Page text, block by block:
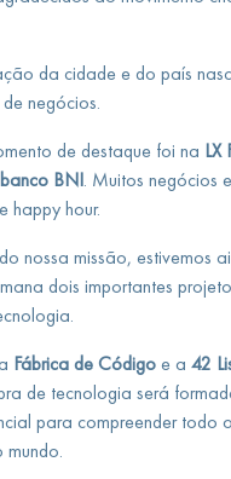
da cidade e do país
negócios.
de destaque foi na LX
banco BNI. Muitos negócios
happy hour.
nossa missão, estivemos
dois importantes
Fábrica de Código e a 42
de tecnologia será
para compreender todo